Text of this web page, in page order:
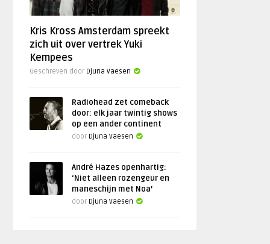
Kris Kross Amsterdam spreekt
zich uit over vertrek Yuki
Kempees
Geschreven door Djuna Vaesen
Radiohead zet comeback
door: elk jaar twintig shows
op een ander continent
door Djuna Vaesen
André Hazes openhartig:
‘Niet alleen rozengeur en
maneschijn met Noa’
door Djuna Vaesen